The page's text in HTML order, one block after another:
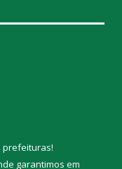
prefeituras!
garantimos em